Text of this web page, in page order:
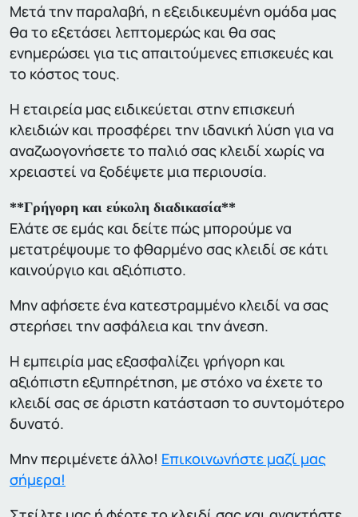
Μετά την παραλαβή, η εξειδικευμένη ομάδα μας
θα το εξετάσει λεπτομερώς και θα σας
ενημερώσει για τις απαιτούμενες επισκευές και
το κόστος τους.
Η εταιρεία μας ειδικεύεται στην επισκευή
κλειδιών και προσφέρει την ιδανική λύση για να
αναζωογονήσετε το παλιό σας κλειδί χωρίς να
χρειαστεί να ξοδέψετε μια περιουσία.
**Γρήγορη και εύκολη διαδικασία**
Ελάτε σε εμάς και δείτε πώς μπορούμε να
μετατρέψουμε το φθαρμένο σας κλειδί σε κάτι
καινούργιο και αξιόπιστο.
Μην αφήσετε ένα κατεστραμμένο κλειδί να σας
στερήσει την ασφάλεια και την άνεση.
Η εμπειρία μας εξασφαλίζει γρήγορη και
αξιόπιστη εξυπηρέτηση, με στόχο να έχετε το
κλειδί σας σε άριστη κατάσταση το συντομότερο
δυνατό.
Μην περιμένετε άλλο! Επικοινωνήστε μαζί μας
σήμερα!